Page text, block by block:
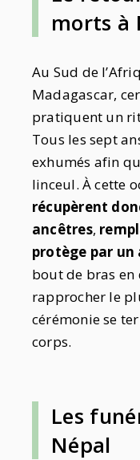
morts à
Au Sud de
Madagascar,
pratiquent un
Tous les sept
exhumés afin
linceul. À cette
récupèrent
ancêtres,
protège par un
bout de bras en
rapprocher le
cérémonie se
corps.
Les
Népal